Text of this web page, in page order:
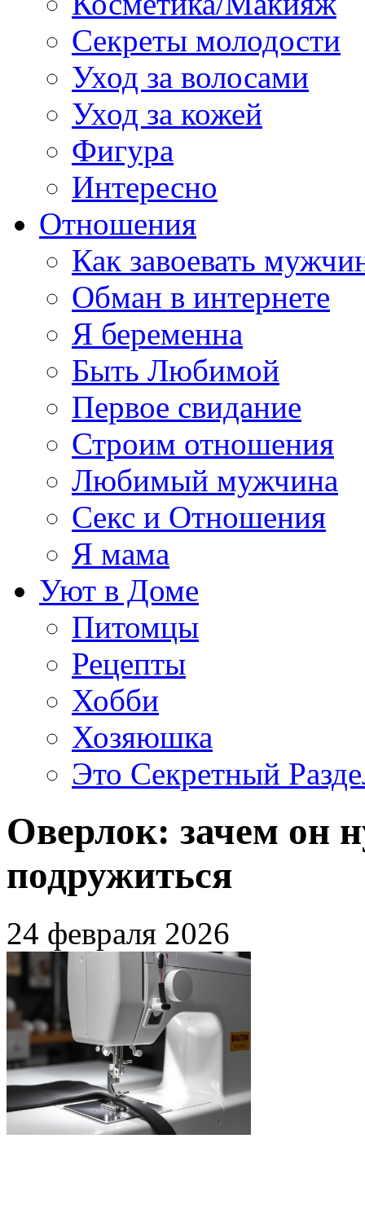
Секреты молодости
Уход за волосами
Уход за кожей
Фигура
Интересно
Отношения
Как завоевать
Обман в интернете
Я беременна
Быть Любимой
Первое свидание
Строим отношения
Любимый мужчина
Секс и Отношения
Я мама
Уют в Доме
Питомцы
Рецепты
Хобби
Хозяюшка
Это Секретный
Оверлок: зачем он
подружиться
24 февраля 2026